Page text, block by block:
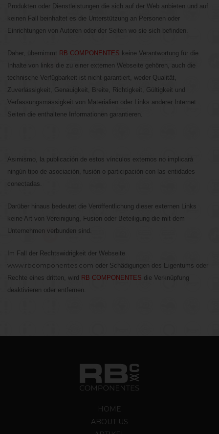
Produkten oder Dienstleistungen die sich auf der Web anbieten und auf
keinen Fall beinhaltet es die Unterstützung an Personen oder
Einrichtungen von Autoren oder der Seiten wo sie sich befinden.
Daher, übernimmt RB COMPONENTES keine Verantwortung für die
Inhalte von links die zu einer externen Webseite gehören, auch die
technische Verfügbarkeit ist nicht garantiert, weder Qualität,
Zuverlässigkeit, Genauigkeit, Breite, Richtigkeit, Gültigkeit und
Verfassungsmässigkeit von Materialien oder Links anderer Internet
Seiten die enthaltene Informationen garantieren.
Asimismo, la publicación de estos vínculos externos no implicará
ningún tipo de asociación, fusión o participación con las entidades
conectadas.
Darüber hinaus bedeutet die Veröffentlichung dieser externen Links
keine Art von Vereinigung, Fusion oder Beteiligung die mit dem
Unternehmen verbunden sind.
Im Fall der Rechtswidrigkeit der Webseite
www.rbcomponentes.com oder Schädigungen des Eigentums oder
Rechte eines dritten, wird RB COMPONENTES die Verknüpfung
deaktivieren oder entfernen.
HOME
ABOUT US